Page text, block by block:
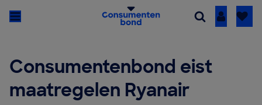
Inloggen
Consumentenbond eist
maatregelen Ryanair